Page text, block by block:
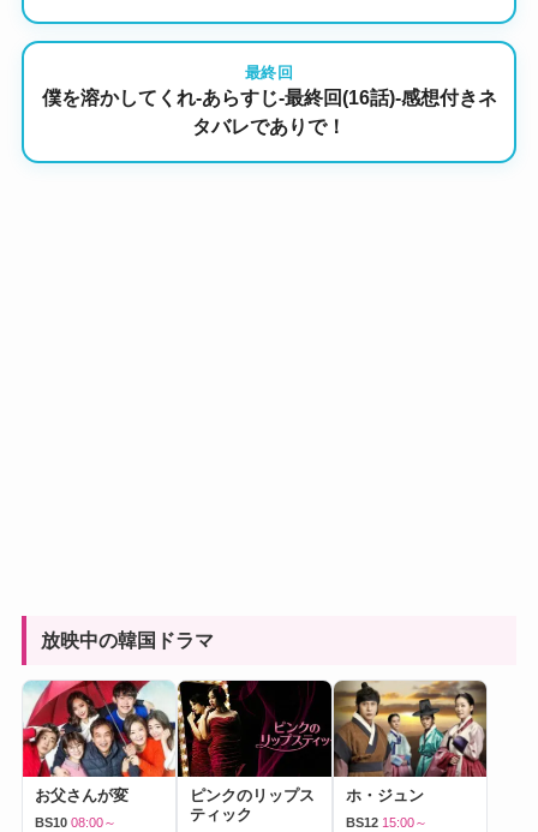
最終回
僕を溶かしてくれ-あらすじ-最終回(16話)-感想付きネ
タバレでありで！
放映中の韓国ドラマ
お父さんが変
BS10 08:00～
ピンクのリップス
ティック
ホ・ジュン
BS12 15:00～